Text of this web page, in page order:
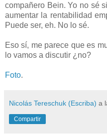
compañero Bein. Yo no sé
aumentar la rentabilidad
Puede ser, eh. No lo sé.
Eso sí, me parece que es
lo vamos a discutir ¿no?
Foto.
Nicolás Tereschuk (Escriba) a
Compartir